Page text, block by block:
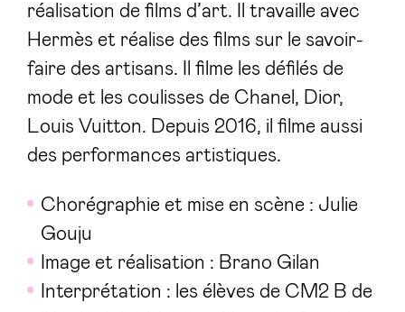
réalisation de films d’art. Il travaille avec
Hermès et réalise des films sur le savoir-
faire des artisans. Il filme les défilés de
mode et les coulisses de Chanel, Dior,
Louis Vuitton. Depuis 2016, il filme aussi
des performances artistiques.
Chorégraphie et mise en scène : Julie
Gouju
Image et réalisation : Brano Gilan
Interprétation : les élèves de CM2 B de